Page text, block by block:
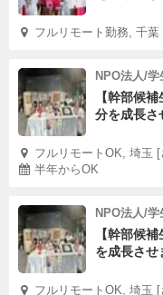
フルリモート勤務, 千葉
NPO法人/学
【幹部候
分を成長さ
フルリモートOK, 埼玉
半年からOK
NPO法人/学
【幹部候
を成長させ
フルリモートOK, 埼玉